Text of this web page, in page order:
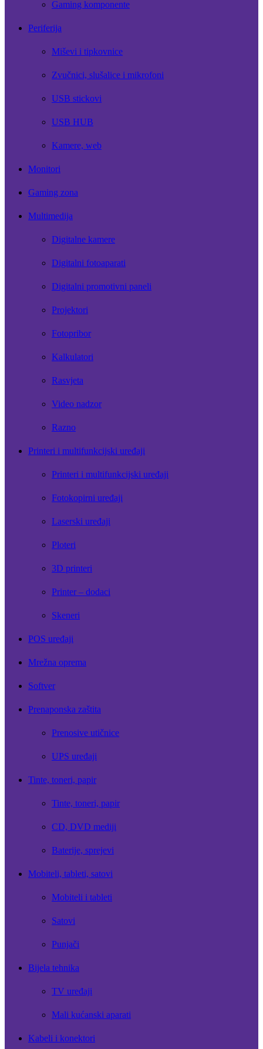
Gaming komponente
Periferija
Miševi i tipkovnice
Zvučnici, slušalice i mikrofoni
USB stickovi
USB HUB
Kamere, web
Monitori
Gaming zona
Multimedija
Digitalne kamere
Digitalni fotoaparati
Digitalni promotivni paneli
Projektori
Fotopribor
Kalkulatori
Rasvjeta
Video nadzor
Razno
Printeri i multifunkcijski uređaji
Printeri i multifunkcijski uređaji
Fotokopirni uređaji
Laserski uređaji
Ploteri
3D printeri
Printer – dodaci
Skeneri
POS uređaji
Mrežna oprema
Softver
Prenaponska zaštita
Prenosive utičnice
UPS uređaji
Tinte, toneri, papir
Tinte, toneri, papir
CD, DVD mediji
Baterije, sprejevi
Mobiteli, tableti, satovi
Mobiteli i tableti
Satovi
Punjači
Bijela tehnika
TV uređaji
Mali kućanski aparati
Kabeli i konektori